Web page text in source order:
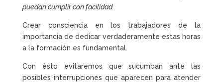
puedan cumplir con facilidad.
Crear consciencia en los trabajadores de la
importancia de dedicar verdaderamente estas horas
a la formación es fundamental.
Con ésto evitaremos que sucumban ante las
posibles interrupciones que aparecen para atender